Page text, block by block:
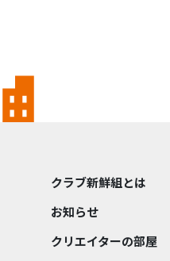
クラブ新鮮組とは
お知らせ
クリエイターの部屋